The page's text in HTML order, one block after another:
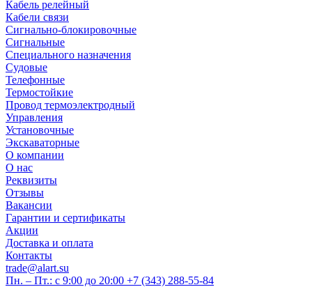
Кабель релейный
Кабели связи
Сигнально-блокировочные
Сигнальные
Специального назначения
Судовые
Телефонные
Термостойкие
Провод термоэлектродный
Управления
Установочные
Экскаваторные
О компании
О нас
Реквизиты
Отзывы
Вакансии
Гарантии и сертификаты
Акции
Доставка и оплата
Контакты
trade@alart.su
Пн. – Пт.: с 9:00 до 20:00 +7 (343) 288-55-84